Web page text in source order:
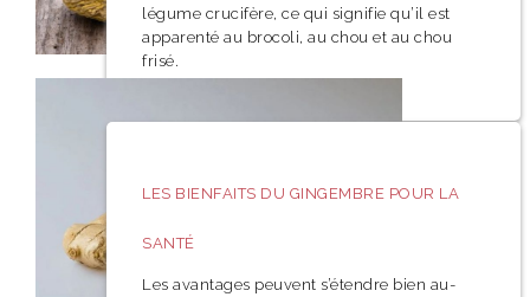
légume crucifère, ce qui signifie qu’il est
apparenté au brocoli, au chou et au chou
frisé.
LES BIENFAITS DU GINGEMBRE POUR LA
SANTÉ
Les avantages peuvent s’étendre bien au-